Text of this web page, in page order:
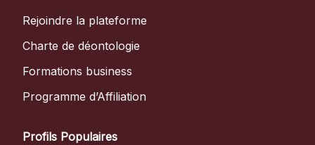
Rejoindre la plateforme
Charte de déontologie
Formations business
Programme d’Affiliation
Profils Populaires